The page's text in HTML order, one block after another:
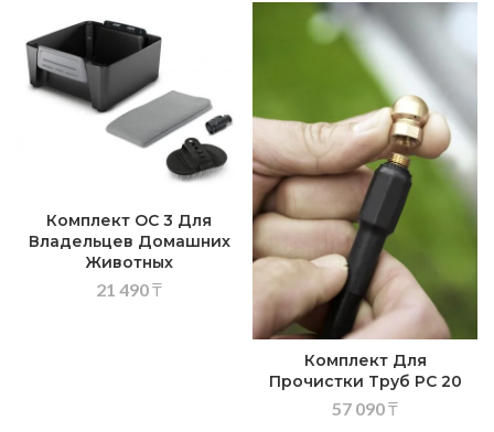
Комплект OC 3 Для
Владельцев Домашних
Животных
21 490₸
Комплект Для
Прочистки Труб PC 20
57 090₸